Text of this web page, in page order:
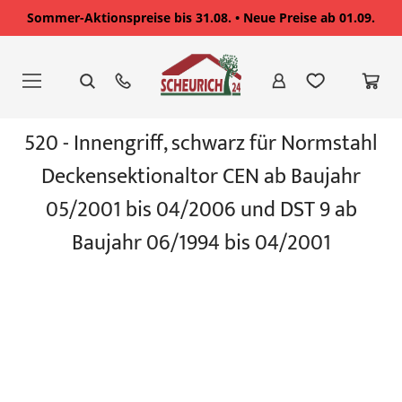
Sommer-Aktionspreise bis 31.08. • Neue Preise ab 01.09.
springen
Ende
Bildgalerie
springen
520 - Innengriff, schwarz für Normstahl
Deckensektionaltor CEN ab Baujahr
05/2001 bis 04/2006 und DST 9 ab
Baujahr 06/1994 bis 04/2001